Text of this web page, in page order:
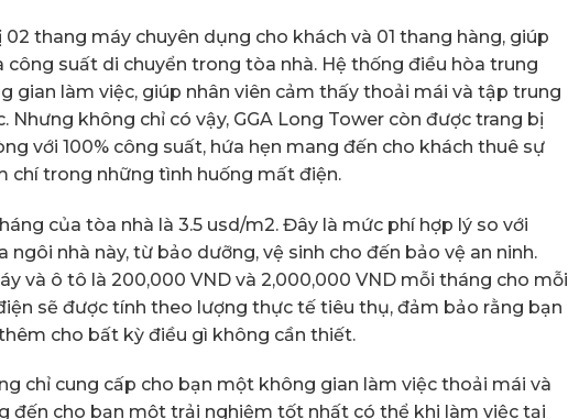
thang máy chuyên dụng cho khách và 01 thang hàng, giúp
công suất di chuyển trong tòa nhà. Hệ thống điều hòa trung
gian làm việc, giúp nhân viên cảm thấy thoải mái và tập trung
Nhưng không chỉ có vậy, GGA Long Tower còn được trang bị
với 100% công suất, hứa hẹn mang đến cho khách thuê sự
chí trong những tình huống mất điện.
của tòa nhà là 3.5 usd/m2. Đây là mức phí hợp lý so với
ngôi nhà này, từ bảo dưỡng, vệ sinh cho đến bảo vệ an ninh.
và ô tô là 200,000 VND và 2,000,000 VND mỗi tháng cho mỗi
sẽ được tính theo lượng thực tế tiêu thụ, đảm bảo rằng bạn
cho bất kỳ điều gì không cần thiết.
chỉ cung cấp cho bạn một không gian làm việc thoải mái và
đến cho bạn một trải nghiệm tốt nhất có thể khi làm việc tại